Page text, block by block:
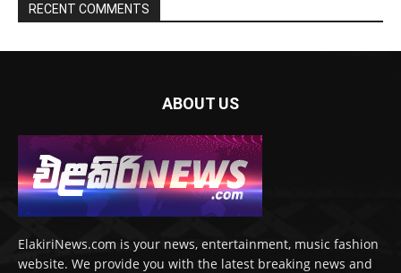
RECENT COMMENTS
ABOUT US
ElakiriNews.com is your news, entertainment, music fashion
website. We provide you with the latest breaking news and